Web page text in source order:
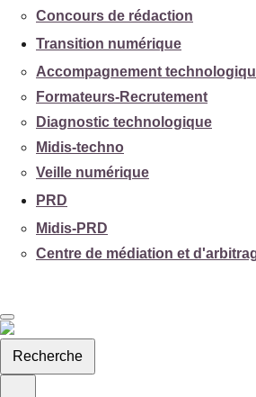
Concours de rédaction
Transition numérique
Accompagnement
Formateurs-Recrutement
Diagnostic technologique
Midis-techno
Veille numérique
PRD
Midis-PRD
Centre de médiation et
Recherche